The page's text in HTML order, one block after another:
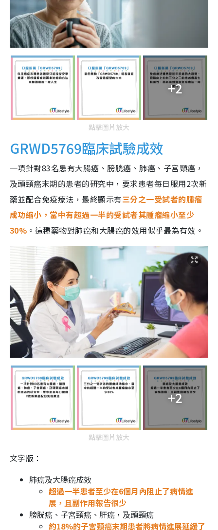
+2
點擊圖片放大
GRWD5769臨床試驗成效
一項針對83名患有大腸癌、膀胱癌、肺癌、子宮頸癌，
及頭頸癌末期的患者的研究中，要求患者每日服用2次新
藥並配合免疫療法，最終顯示有三分之一受試者的腫瘤
成功縮小，當中有超過一半的受試者其腫瘤縮小至少
30% 。這種藥物對肺癌和大腸癌的效用似乎最為有效。
+2
點擊圖片放大
文字版：
肺癌及大腸癌成效
超過一半患者至少在6個月內阻止了病情進
展，且副作用報告很少
膀胱癌、子宮頸癌、肝癌，及頭頸癌
約18%的子宮頸癌末期患者將病情進展延緩了